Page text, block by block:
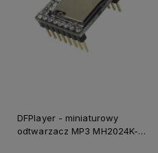
DFPlayer - miniaturowy
odtwarzacz MP3 MH2024K-